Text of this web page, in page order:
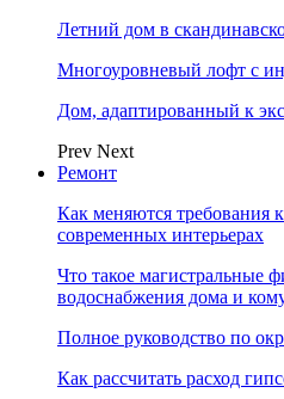
Летний дом в
Многоуровневый лофт с
Дом, адаптированный к
Prev Next
Ремонт
Как меняются требования
современных интерьерах
Что такое магистральные
водоснабжения дома и
Полное руководство по
Как рассчитать расход